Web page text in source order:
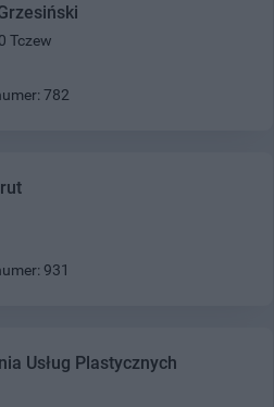
Tczew
782
931
Usług Plastycznych